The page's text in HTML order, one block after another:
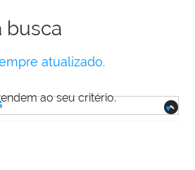
busca
atualizado.
ao seu critério.